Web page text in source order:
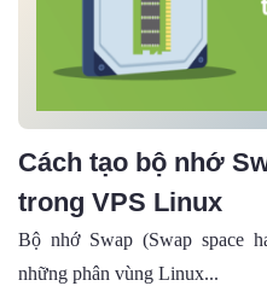
Cách tạo bộ nhớ
trong VPS Linux
Bộ nhớ Swap (Swap space
những phân vùng Linux...